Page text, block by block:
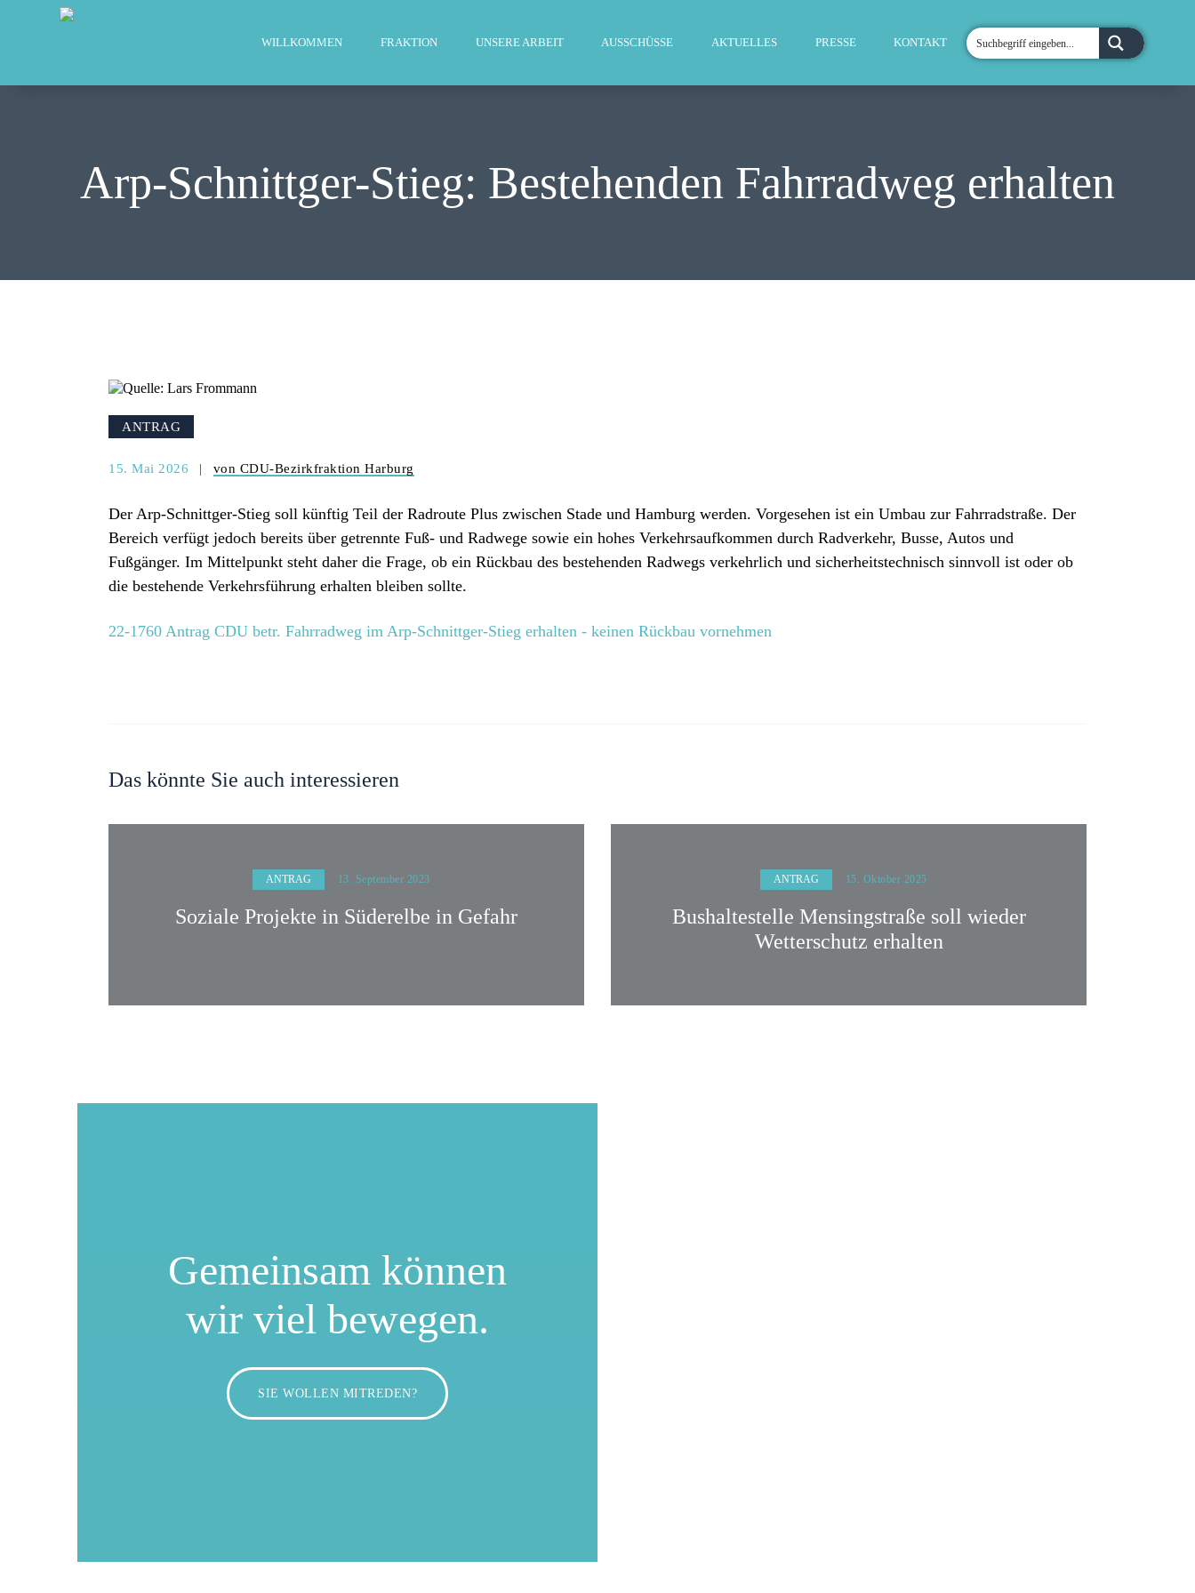
WILLKOMMEN FRAKTION UNSERE ARBEIT AUSSCHÜSSE AKTUELLES PRESSE KONTAKT
Arp-Schnittger-Stieg: Bestehenden Fahrradweg erhalten
AKTUELLES
KONTAKT
ANTRAG
15. Mai 2026 von CDU-Bezirkfraktion Harburg
Der Arp-Schnittger-Stieg soll künftig Teil der Radroute Plus zwischen Stade und Hamburg werden. Vorgesehen ist ein Umbau zur Fahrradstraße. Der
Bereich verfügt jedoch bereits über getrennte Fuß- und Radwege sowie ein hohes Verkehrsaufkommen durch Radverkehr, Busse, Autos und
Fußgänger. Im Mittelpunkt steht daher die Frage, ob ein Rückbau des bestehenden Radwegs verkehrlich und sicherheitstechnisch sinnvoll ist oder ob
die bestehende Verkehrsführung erhalten bleiben sollte.
22-1760 Antrag CDU betr. Fahrradweg im Arp-Schnittger-Stieg erhalten - keinen Rückbau vornehmen
Das könnte Sie auch interessieren
ANTRAG 13. September 2023
Soziale Projekte in Süderelbe in Gefahr
ANTRAG 15. Oktober 2025
Bushaltestelle Mensingstraße soll wieder
Wetterschutz erhalten
Gemeinsam können
wir viel bewegen.
SIE WOLLEN MITREDEN?